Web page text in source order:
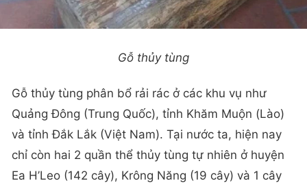
Gỗ thủy tùng
Gỗ thủy tùng phân bổ rải rác ở các khu vụ như
Quảng Đông (Trung Quốc), tỉnh Khăm Muộn (Lào)
và tỉnh Đắk Lắk (Việt Nam). Tại nước ta, hiện nay
chỉ còn hai 2 quần thể thủy tùng tự nhiên ở huyện
Ea H’Leo (142 cây), Krông Năng (19 cây) và 1 cây